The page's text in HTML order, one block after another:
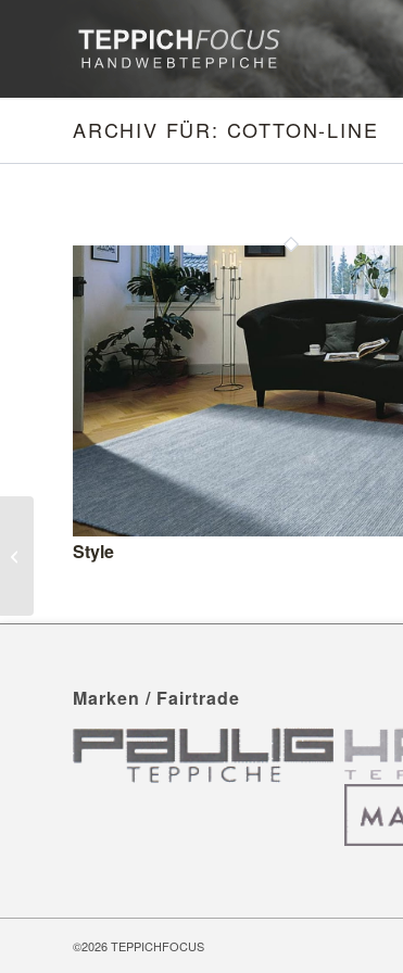
ARCHIV FÜR: COTTON-LINE
Style
Marken / Fairtrade
©2026TEPPICHFOCUS
Star Swing